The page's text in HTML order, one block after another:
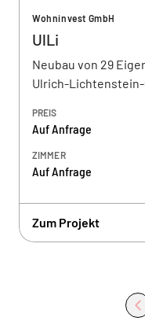
Wohninvest GmbH
UlLi
Neubau von 29
Ulrich-Lichtenstein-
PREIS
Auf Anfrage
ZIMMER
Auf Anfrage
Zum Projekt